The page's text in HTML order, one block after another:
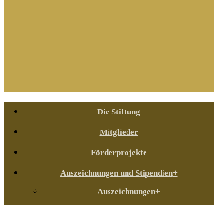
Die Stiftung
Mitglieder
Förderprojekte
Auszeichnungen und Stipendien
Auszeichnungen